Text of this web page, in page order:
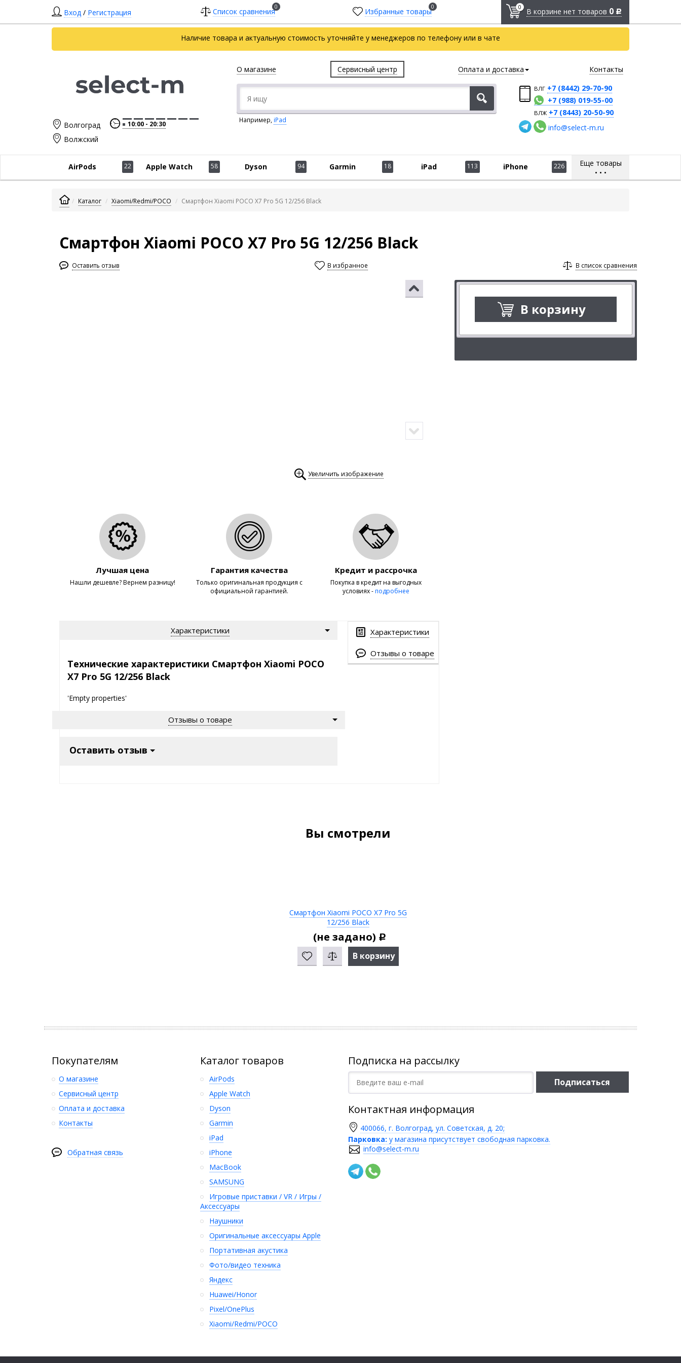
Вход / Регистрация Список сравнения0 Избранные товары0 0 В корзине нет товаров 0 Р
Наличие товара и актуальную стоимость уточняйте у менеджеров по телефону или в чате
О магазине Сервисный центр Оплата и доставка Контакты
Волгоград 10:00 20:30
Волжский
ВЛГ +7 (8442) 29-70-90
+7 (988) 019-55-00
ВЛЖ +7 (8443) 20-50-90
info@select-m.ru
Например, iPad
Еще товары
• • •
22
AirPods 58
Apple Watch 94
Dyson 18
Garmin 113
iPad 226
iPhone
Каталог Xiaomi/Redmi/POCO Смартфон Xiaomi POCO X7 Pro 5G 12/256 Black
Смартфон Xiaomi POCO X7 Pro 5G 12/256 Black
Оставить отзыв В избранное В список сравнения
Увеличить изображение
Лучшая цена
Нашли дешевле? Вернем разницу!
Гарантия качества
Только оригинальная продукция с
официальной гарантией.
Кредит и рассрочка
Покупка в кредит на выгодных
условиях -подробнее
Характеристики
Отзывы о товаре
Характеристики
Технические характеристики Смартфон Xiaomi POCO
X7 Pro 5G 12/256 Black
'Empty properties'
Отзывы о товаре
Оставить отзыв
В корзину
Вы смотрели
Смартфон Xiaomi POCO X7 Pro 5G
12/256 Black
(не задано) Р
В корзину
Покупателям
О магазине
Сервисный центр
Оплата и доставка
Контакты
Обратная связь
Каталог товаров
AirPods
Apple Watch
Dyson
Garmin
iPad
iPhone
MacBook
SAMSUNG
Игровые приставки / VR / Игры /
Аксессуары
Наушники
Оригинальные аксессуары Apple
Портативная акустика
Фото/видео техника
Яндекс
Huawei/Honor
Pixel/OnePlus
Xiaomi/Redmi/POCO
Подписка на рассылку
Подписаться
Контактная информация
400066, г. Волгоград, ул. Советская, д. 20;
Парковка: у магазина присутствует свободная парковка.
info@select-m.ru